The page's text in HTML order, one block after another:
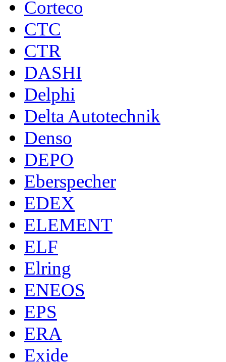
Corteco
CTC
CTR
DASHI
Delphi
Delta Autotechnik
Denso
DEPO
Eberspecher
EDEX
ELEMENT
ELF
Elring
ENEOS
EPS
ERA
Exide